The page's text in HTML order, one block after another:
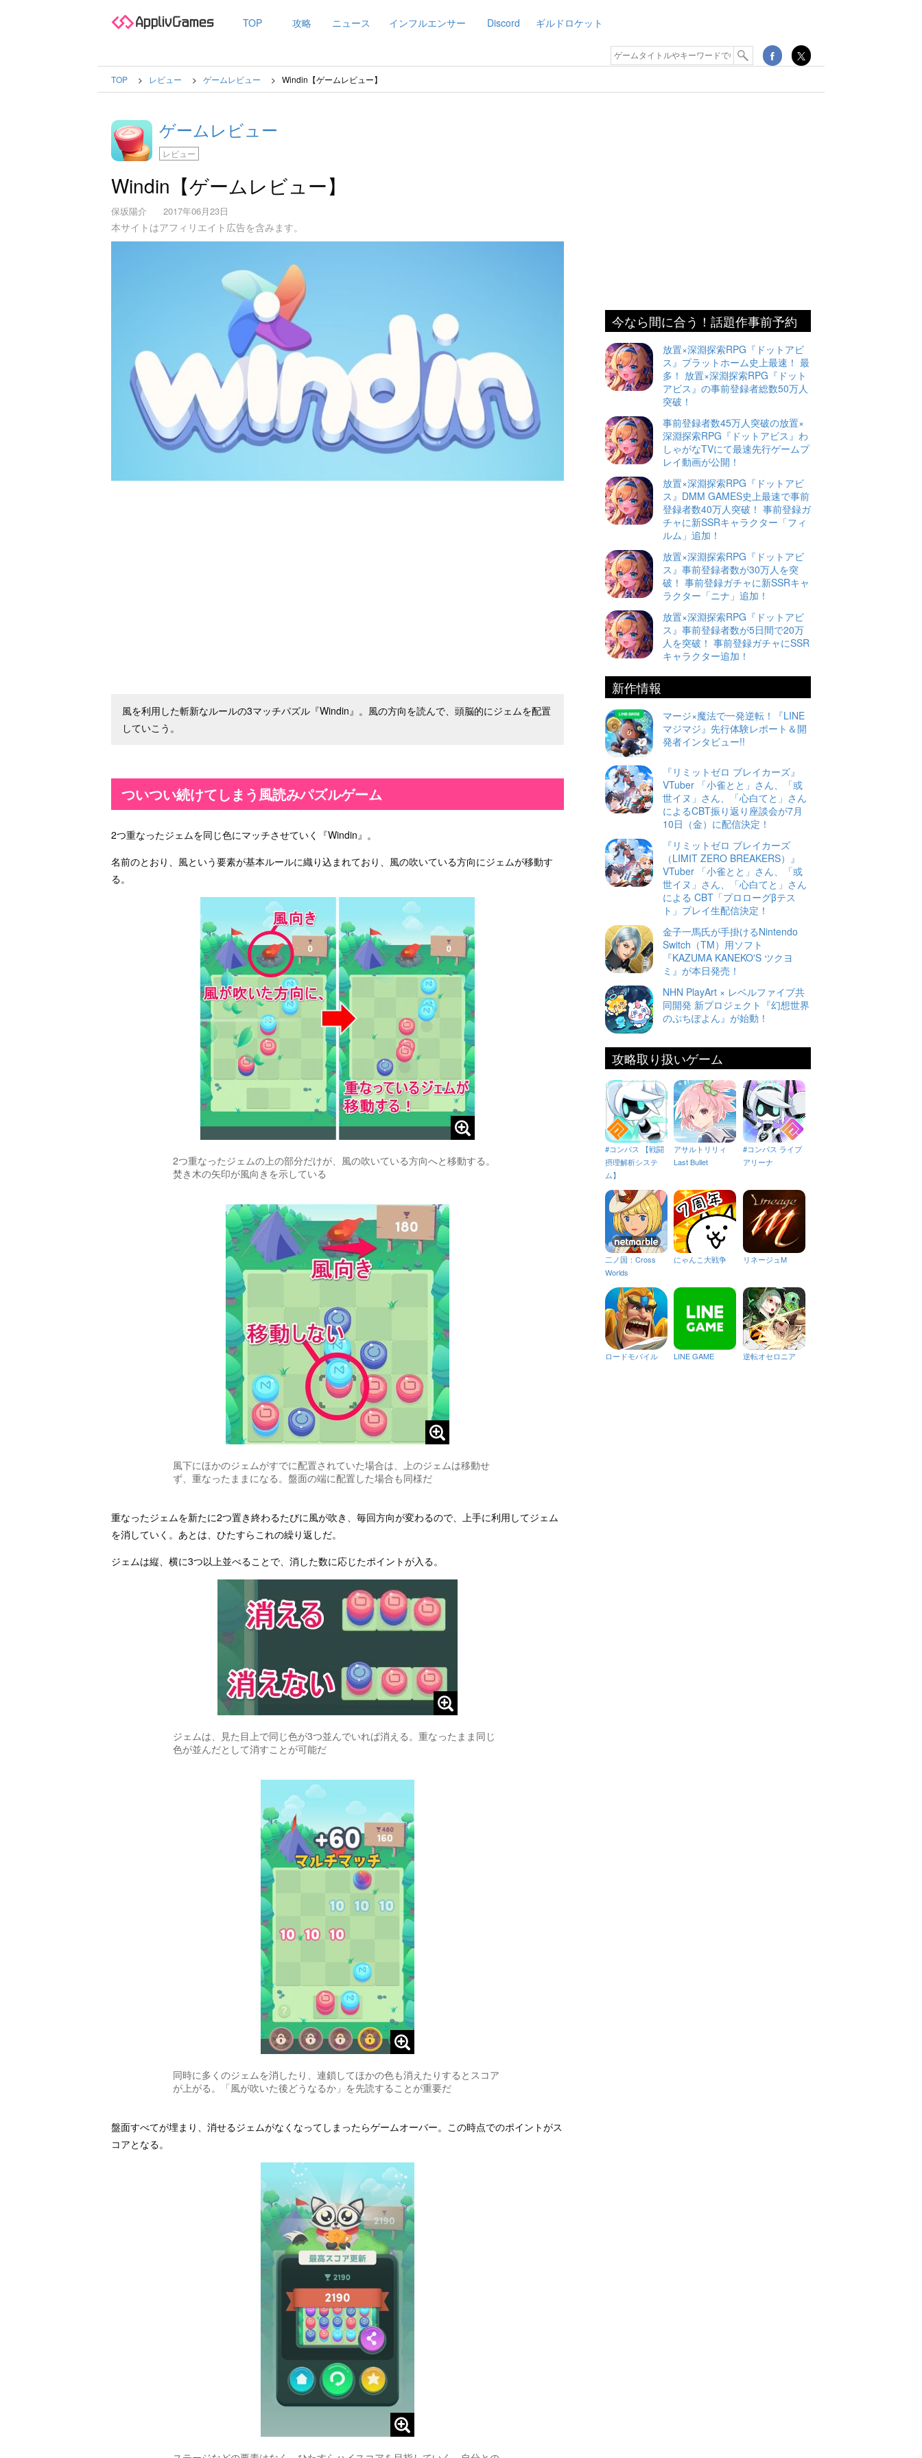
TOP 攻略 ニュース インフルエンサー Discord ギルドロケット
TOP レビュー ゲームレビュー Windin【ゲームレビュー】
ゲームレビュー
レビュー
Windin【ゲームレビュー】
保坂陽介 2017年06月23日
本サイトはアフィリエイト広告を含みます。
風を利用した斬新なルールの3マッチパズル『Windin』。風の方向を読んで、頭脳的にジェムを配置
していこう。
ついつい続けてしまう風読みパズルゲーム
2つ重なったジェムを同じ色にマッチさせていく『Windin』。
名前のとおり、風という要素が基本ルールに織り込まれており、風の吹いている方向にジェムが移動す
る。
2つ重なったジェムの上の部分だけが、風の吹いている方向へと移動する。
焚き木の矢印が風向きを示している
風下にほかのジェムがすでに配置されていた場合は、上のジェムは移動せ
ず、重なったままになる。盤面の端に配置した場合も同様だ
重なったジェムを新たに2つ置き終わるたびに風が吹き、毎回方向が変わるので、上手に利用してジェム
を消していく。あとは、ひたすらこれの繰り返しだ。
ジェムは縦、横に3つ以上並べることで、消した数に応じたポイントが入る。
ジェムは、見た目上で同じ色が3つ並んでいれば消える。重なったまま同じ
色が並んだとして消すことが可能だ
同時に多くのジェムを消したり、連鎖してほかの色も消えたりするとスコア
が上がる。「風が吹いた後どうなるか」を先読することが重要だ
盤面すべてが埋まり、消せるジェムがなくなってしまったらゲームオーバー。この時点でのポイントがス
コアとなる。
今なら間に合う！話題作事前予約
放置×深淵探索RPG『ドットアビ
ス』プラットホーム史上最速！ 最
多！ 放置×深淵探索RPG『ドット
アビス』の事前登録者総数50万人
突破！
事前登録者数45万人突破の放置×
深淵探索RPG『ドットアビス』わ
しゃがなTVにて最速先行ゲームプ
レイ動画が公開！
放置×深淵探索RPG『ドットアビ
ス』DMM GAMES史上最速で事前
登録者数40万人突破！ 事前登録ガ
チャに新SSRキャラクター「フィ
ルム」追加！
放置×深淵探索RPG『ドットアビ
ス』事前登録者数が30万人を突
破！ 事前登録ガチャに新SSRキャ
ラクター「ニナ」追加！
放置×深淵探索RPG『ドットアビ
ス』事前登録者数が5日間で20万
人を突破！ 事前登録ガチャにSSR
キャラクター追加！
新作情報
マージ×魔法で一発逆転！『LINE
マジマジ』先行体験レポート＆開
発者インタビュー!!
『リミットゼロ ブレイカーズ』
VTuber 「小雀とと」さん、「或
世イヌ」さん、「心白てと」さん
によるCBT振り返り座談会が7月
10日（金）に配信決定！
『リミットゼロ ブレイカーズ
（LIMIT ZERO BREAKERS）』
VTuber 「小雀とと」さん、「或
世イヌ」さん、「心白てと」さん
による CBT「プロローグβテス
ト」プレイ生配信決定！
金子一馬氏が手掛けるNintendo
Switch（TM）用ソフト
『KAZUMA KANEKO'S ツクヨ
ミ』が本日発売！
NHN PlayArt × レベルファイブ共
同開発 新プロジェクト『幻想世界
のぷちぽよん』が始動！
攻略取り扱いゲーム
#コンパス 【戦闘
摂理解析システ
ム】
アサルトリリィ
Last Bullet
#コンパス ライブ
アリーナ
二ノ国：Cross
Worlds
にゃんこ大戦争 リネージュM
ロードモバイル LINE GAME 逆転オセロニア